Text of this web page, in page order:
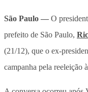
São Paulo — O
prefeito de São Paulo,
(21/12), que o ex-
campanha pela reeleição à